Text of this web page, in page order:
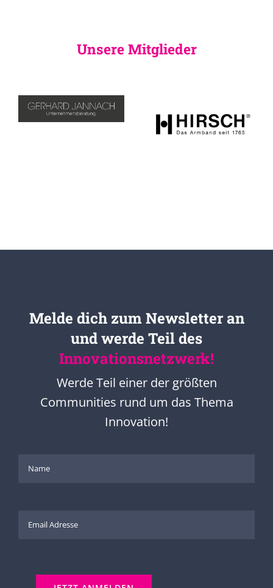
Unsere Mitglieder
Melde dich zum Newsletter an
und werde Teil des
Innovationsnetzwerk!
Werde Teil einer der größten
Communities rund um das Thema
Innovation!